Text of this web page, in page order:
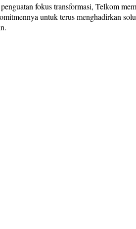
fokus transformasi, Telkom
untuk terus menghadirkan